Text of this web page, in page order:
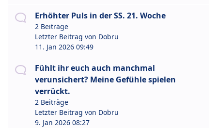
Erhöhter Puls in der SS. 21. Woche
2 Beiträge
Letzter Beitrag von Dobru
11. Jan 2026 09:49
Fühlt ihr euch auch manchmal
verunsichert? Meine Gefühle spielen
verrückt.
2 Beiträge
Letzter Beitrag von Dobru
9. Jan 2026 08:27